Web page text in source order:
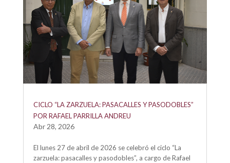
CICLO “LA ZARZUELA: PASACALLES Y PASODOBLES”
POR RAFAEL PARRILLA ANDREU
Abr 28, 2026
El lunes 27 de abril de 2026 se celebró el ciclo “La
zarzuela: pasacalles y pasodobles”, a cargo de Rafael